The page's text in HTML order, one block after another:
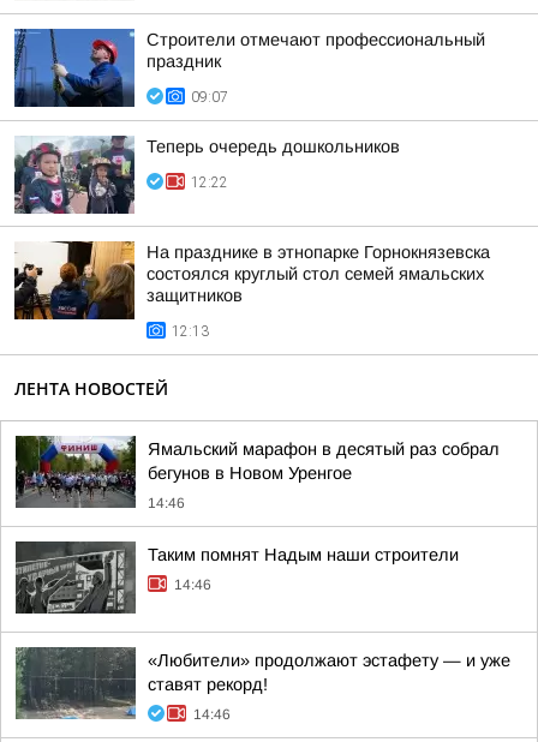
Строители отмечают профессиональный
праздник
09:07
Теперь очередь дошкольников
12:22
На празднике в этнопарке Горнокнязевска
состоялся круглый стол семей ямальских
защитников
12:13
ЛЕНТА НОВОСТЕЙ
Ямальский марафон в десятый раз собрал
бегунов в Новом Уренгое
14:46
Таким помнят Надым наши строители
14:46
«Любители» продолжают эстафету — и уже
ставят рекорд!
14:46